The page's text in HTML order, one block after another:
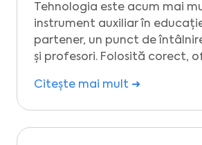
Tehnologia este acum mai
instrument auxiliar în
partener, un punct de
și profesori. Folosită corect,
Citește mai mult ➜